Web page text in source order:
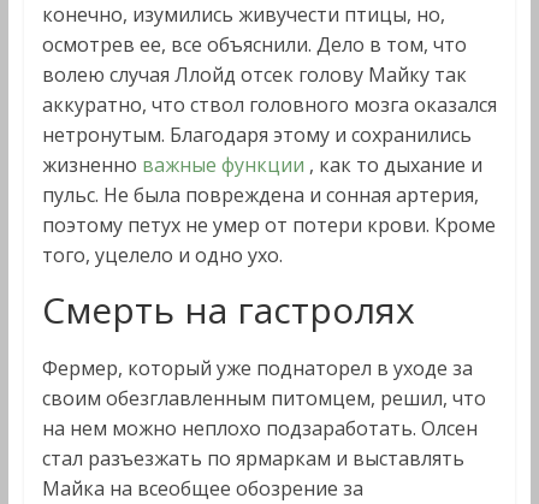
конечно, изумились живучести птицы, но,
осмотрев ее, все объяснили. Дело в том, что
волею случая Ллойд отсек голову Майку так
аккуратно, что ствол головного мозга оказался
нетронутым. Благодаря этому и сохранились
жизненно важные функции , как то дыхание и
пульс. Не была повреждена и сонная артерия,
поэтому петух не умер от потери крови. Кроме
того, уцелело и одно ухо.
Смерть на гастролях
Фермер, который уже поднаторел в уходе за
своим обезглавленным питомцем, решил, что
на нем можно неплохо подзаработать. Олсен
стал разъезжать по ярмаркам и выставлять
Майка на всеобщее обозрение за